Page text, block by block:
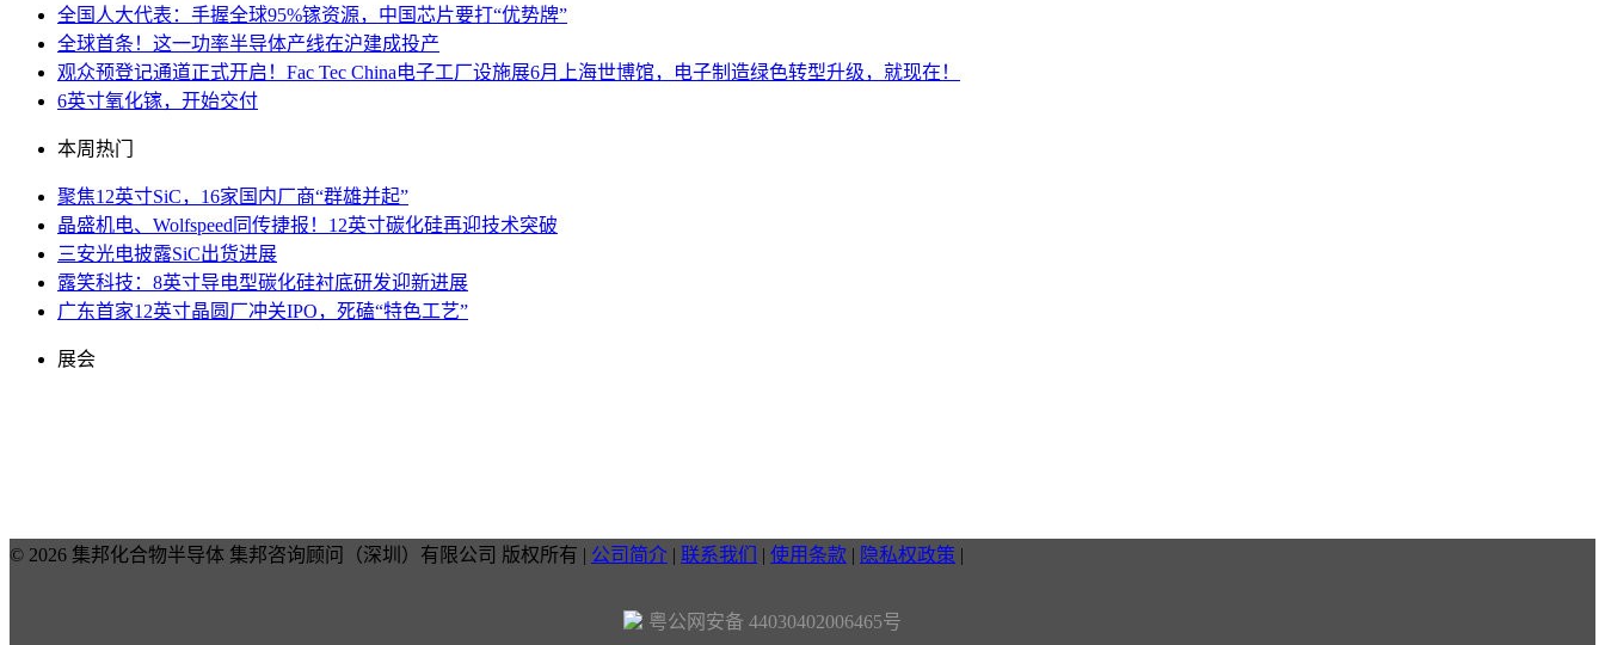
全国人大代表：手握全球95%镓资源，中国芯片要打“优势牌”
全球首条！这一功率半导体产线在沪建成投产
观众预登记通道正式开启！Fac Tec China电子工厂设施展6月上海世博馆，电子制造绿色转型升级，就现在！
6英寸氧化镓，开始交付
本周热门
聚焦12英寸SiC，16家国内厂商“群雄并起”
晶盛机电、Wolfspeed同传捷报！12英寸碳化硅再迎技术突破
三安光电披露SiC出货进展
露笑科技：8英寸导电型碳化硅衬底研发迎新进展
广东首家12英寸晶圆厂冲关IPO，死磕“特色工艺”
展会
© 2026 集邦化合物半导体 集邦咨询顾问（深圳）有限公司 版权所有 | 公司简介 | 联系我们 | 使用条款 | 隐私权政策 |
粤公网安备 44030402006465号